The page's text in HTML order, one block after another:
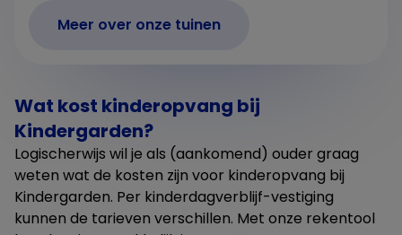
Meer over onze tuinen
Wat kost kinderopvang bij
Kindergarden?
Logischerwijs wil je als (aankomend) ouder graag
weten wat de kosten zijn voor kinderopvang bij
Kindergarden. Per kinderdagverblijf-vestiging
kunnen de tarieven verschillen. Met onze rekentool